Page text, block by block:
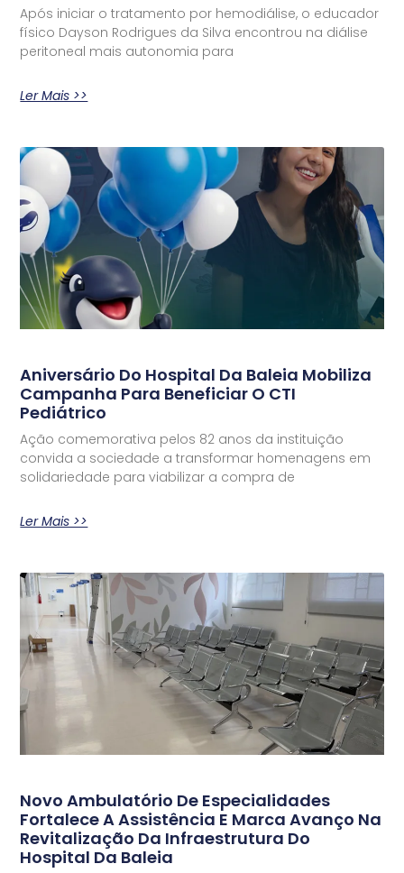
Após iniciar o tratamento por hemodiálise, o educador
físico Dayson Rodrigues da Silva encontrou na diálise
peritoneal mais autonomia para
Ler Mais >>
Aniversário Do Hospital Da Baleia Mobiliza
Campanha Para Beneficiar O CTI
Pediátrico
Ação comemorativa pelos 82 anos da instituição
convida a sociedade a transformar homenagens em
solidariedade para viabilizar a compra de
Ler Mais >>
Novo Ambulatório De Especialidades
Fortalece A Assistência E Marca Avanço Na
Revitalização Da Infraestrutura Do
Hospital Da Baleia